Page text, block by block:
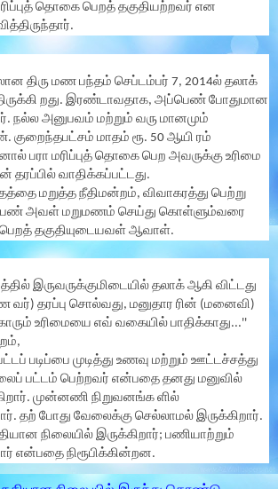
தொகை பெறத் தகுதியற்றவர் என
திரு மண பந்தம் செப்டம்பர் 7, 2014ல் தலாக்
றது. இரண்டாவதாக, அப்பெண் போதுமான
நல்ல அனுபவம் மற்றும் வரு மானமும்
மாதம் ரூ. 50 ஆயி ரம்
பரா மரிப்புத் தொகை பெற அவருக்கு உரிமை
வாதிக்கப்பட்டது.
மறுத்த நீதிமன்றம், விவாகரத்து பெற்று
பெண் அவள் மறுமணம் செய்து கொள்ளும்வரை
பெறத் தகுதியுடையவள் ஆவாள்.
இருவருக்குமிடையில் தலாக் ஆகி விட்டது
வர்) தரப்பு சொல்வது, மனுதார ரின் (மனைவி)
உரிமையை எவ் வகையில் பாதிக்காது...''
படிப்பை முடித்து உணவு மற்றும் ஊட்டச்சத்து
லைப் பட்டம் பெற்றவர் என்பதை தனது மனுவில்
முன்னணி நிறுவனங்க ளில்
தற் போது வேலைக்கு செல்லாமல் இருக்கிறார்.
நிலையில் இருக்கிறார்; பணியாற்றும்
என்பதை நிரூபிக்கின்றன.